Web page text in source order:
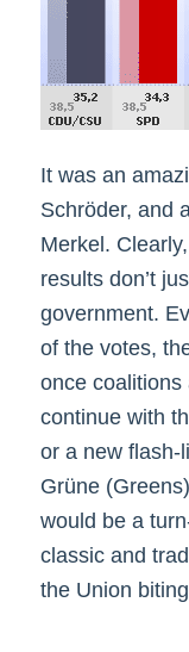
It was an
Schröder, and
Merkel.
results don’t
government.
of the votes,
once coalitions
continue with
or a new flash-
Grüne
would be a
classic and
the Union